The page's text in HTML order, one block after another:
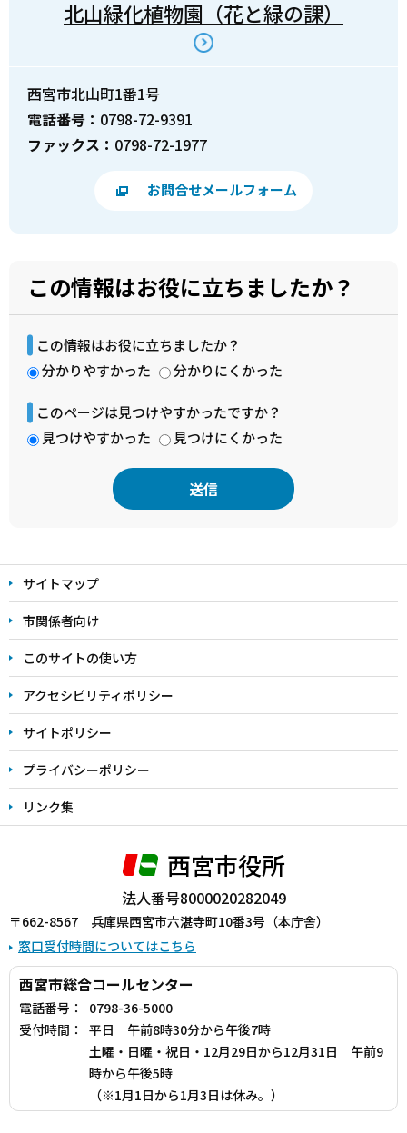
北山緑化植物園（花と緑の課）
西宮市北山町1番1号
電話番号： 0798-72-9391
ファックス： 0798-72-1977
お問合せメールフォーム
この情報はお役に立ちましたか？
この情報はお役に立ちましたか？
分かりやすかった
分かりにくかった
このページは見つけやすかったですか？
見つけやすかった
見つけにくかった
文
こ
こ
ま
で
サイトマップ
市関係者向け
このサイトの使い方
アクセシビリティポリシー
サイトポリシー
プライバシーポリシー
リンク集
西宮市役所
法人番号8000020282049
〒662-8567 兵庫県西宮市六湛寺町10番3号（本庁舎）
窓口受付時間についてはこちら
西宮市総合コールセンター
電話番号：
0798-36-5000
受付時間：
平日 午前8時30分から午後7時
土曜・日曜・祝日・12月29日から12月31日 午前9
時から午後5時
（※1月1日から1月3日は休み。）